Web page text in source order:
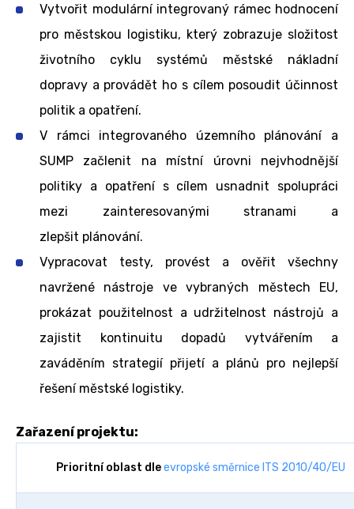
Vytvořit modulární integrovaný rámec hodnocení
pro městskou logistiku, který zobrazuje složitost
životního cyklu systémů městské nákladní
dopravy a provádět ho s cílem posoudit účinnost
politik a opatření.
V rámci integrovaného územního plánování a
SUMP začlenit na místní úrovni nejvhodnější
politiky a opatření s cílem usnadnit spolupráci
mezi zainteresovanými stranami a
zlepšit plánování.
Vypracovat testy, provést a ověřit všechny
navržené nástroje ve vybraných městech EU,
prokázat použitelnost a udržitelnost nástrojů a
zajistit kontinuitu dopadů vytvářením a
zaváděním strategií přijetí a plánů pro nejlepší
řešení městské logistiky.
Zařazení projektu:
Prioritní oblast dleevropské směrnice ITS 2010/40/EU